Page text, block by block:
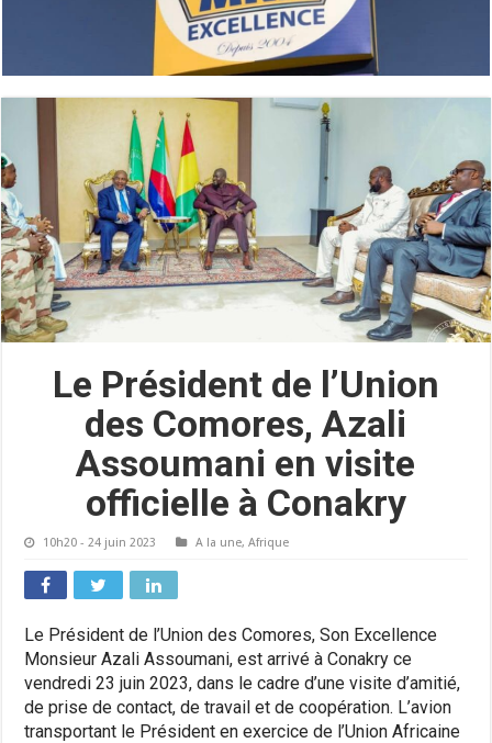
Le Président de l’Union
des Comores, Azali
Assoumani en visite
officielle à Conakry
10h20 - 24 juin 2023 A la une,Afrique
Le Président de l’Union des Comores, Son Excellence
Monsieur Azali Assoumani, est arrivé à Conakry ce
vendredi 23 juin 2023, dans le cadre d’une visite d’amitié,
de prise de contact, de travail et de coopération. L’avion
transportant le Président en exercice de l’Union Africaine